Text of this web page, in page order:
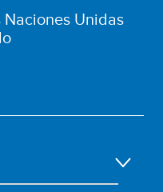
Unidas